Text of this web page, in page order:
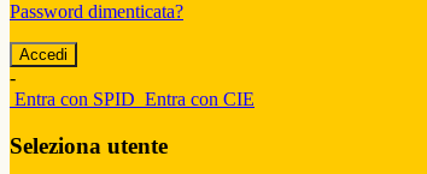
Password dimenticata?
-
Entra con SPID Entra con CIE
Seleziona utente